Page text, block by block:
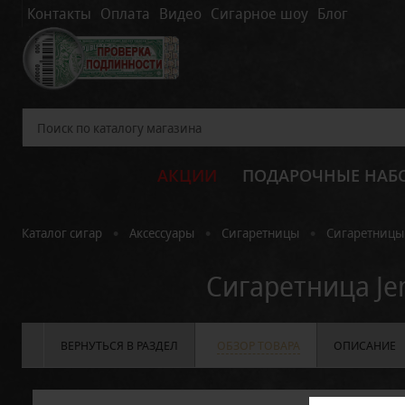
Контакты Оплата Видео Сигарное шоу Блог
АКЦИИ ПОДАРОЧНЫЕ
Каталог сигар Аксессуары Сигаретницы Сигаретницы
Сигаретница
ВЕРНУТЬСЯ В РАЗДЕЛ ОБЗОР ТОВАРА ОПИСАНИЕ